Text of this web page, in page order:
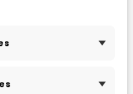
will have
animal. I can't